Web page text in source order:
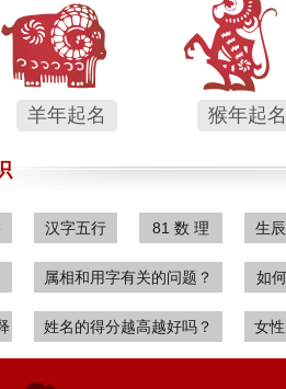
陈先生：公司名字还比较满意，昨天也
也找你们取的。
的那个客户，郑老师给起名的名字我还
过郑老师重新起名后，我们还是定下了
黄先生：开始在你们这里起了个小孩的
钱还是花的值得啊。谢谢郑老师。
8月3
羊年起名 猴年起名
汉字五行 81 数 理 生
属相和用字有关的问题？ 如
姓名的得分越高越好吗？ 女